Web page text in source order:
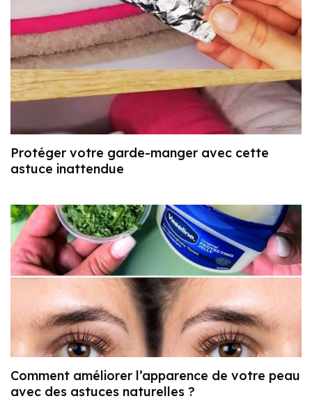
Protéger votre garde-manger avec cette
astuce inattendue
Comment améliorer l’apparence de votre peau
avec des astuces naturelles ?